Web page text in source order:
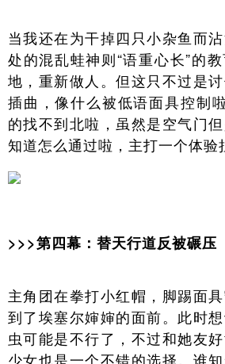
当我还在为干掉四只小杂鱼而
处的混乱蛙神则“语重心长”的
地，重新做人。但这只不过是
插曲，像什么被低语面具控制
的找不到北啦，虽然是空气门
知道怎么通过啦，主打一个体验
>>>第四幕：替天行道反被碾压
主角团在拳打小红帽，脚踢面
到了埃塞尔婶婶的面前。此时
虫可能是不行了，不过和她友
少女也是一个不错的选择。谁